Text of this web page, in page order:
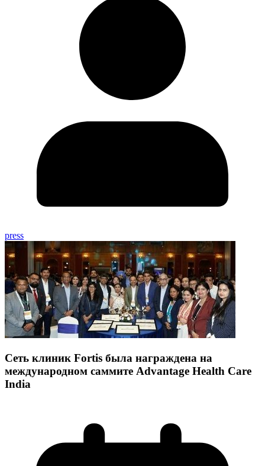
press
Сеть клиник Fortis была награждена на
международном саммите Advantage Health Care
India